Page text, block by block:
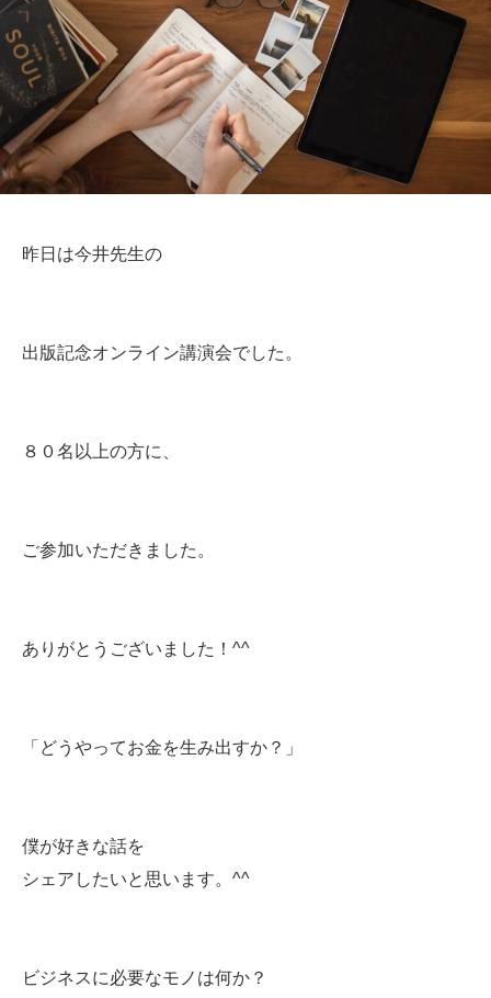
昨日は今井先生の
出版記念オンライン講演会でした。
８０名以上の方に、
ご参加いただきました。
ありがとうございました！^^
「どうやってお金を生み出すか？」
僕が好きな話を
シェアしたいと思います。^^
ビジネスに必要なモノは何か？